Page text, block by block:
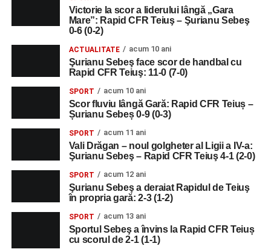
Victorie la scor a liderului lângă „Gara
Mare”: Rapid CFR Teiuş – Şurianu Sebeş
0-6 (0-2)
ACTUALITATE acum 10 ani
Şurianu Sebeş face scor de handbal cu
Rapid CFR Teiuş: 11-0 (7-0)
SPORT acum 10 ani
Scor fluviu lângă Gară: Rapid CFR Teiuș –
Șurianu Sebeș 0-9 (0-3)
SPORT acum 11 ani
Vali Drăgan – noul golgheter al Ligii a IV-a:
Şurianu Sebeş – Rapid CFR Teiuş 4-1 (2-0)
SPORT acum 12 ani
Şurianu Sebeş a deraiat Rapidul de Teiuş
în propria gară: 2-3 (1-2)
SPORT acum 13 ani
Sportul Sebeş a învins la Rapid CFR Teiuș
cu scorul de 2-1 (1-1)